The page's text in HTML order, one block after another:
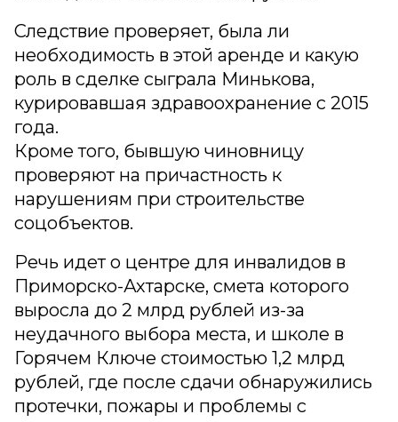
Следствие проверяет, была ли
необходимость в этой аренде и какую
роль в сделке сыграла Минькова,
курировавшая здравоохранение с 2015
года.
Кроме того, бывшую чиновницу
проверяют на причастность к
нарушениям при строительстве
соцобъектов.
Речь идет о центре для инвалидов в
Приморско-Ахтарске, смета которого
выросла до 2 млрд рублей из-за
неудачного выбора места, и школе в
Горячем Ключе стоимостью 1,2 млрд
рублей, где после сдачи обнаружились
протечки, пожары и проблемы с